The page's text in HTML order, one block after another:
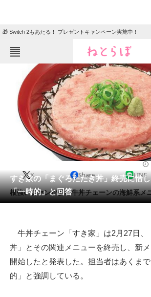
🎁 Switch 2もあたる！ プレゼントキャンペーン実施中！
ねとらぼメニュー
ニュース
エンタメ クイズ
グルメ 地域
教育・育児
リサーチ
会員記事
メディア
ITの今と未来を見通す
スマホと通信の最新トレンド
進化するPCとデバイスの未来
すき家の「まぐろたたき丼」終売に惜
「一時的」と回答
X Share LINE
根強いファンが多い牛丼チェーンの海鮮系メ
牛丼チェーン「すき家」は2月27日、
丼」とその関連メニューを終売し、新
開始したと発表した。担当者はあくま
的」と強調している。